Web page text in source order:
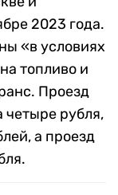
2023 года.
«в условиях
топливо и
Проезд
четыре рубля,
а проезд